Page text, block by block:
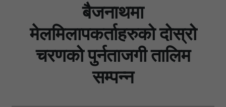
बैजनाथमा
मेलमिलापकर्ताहरुको दोस्रो
चरणको पुर्नताजगी तालिम
सम्पन्न